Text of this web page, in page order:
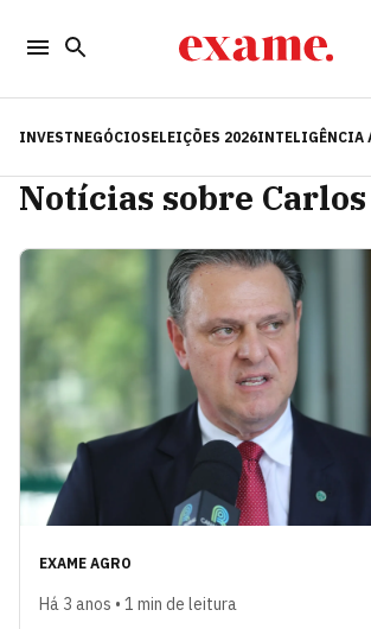
INVESTNEGÓCIOSELEIÇÕES 2026INTELIGÊNCIA
Notícias sobre
EXAME AGRO
Há 3 anos • 1 min de leitura